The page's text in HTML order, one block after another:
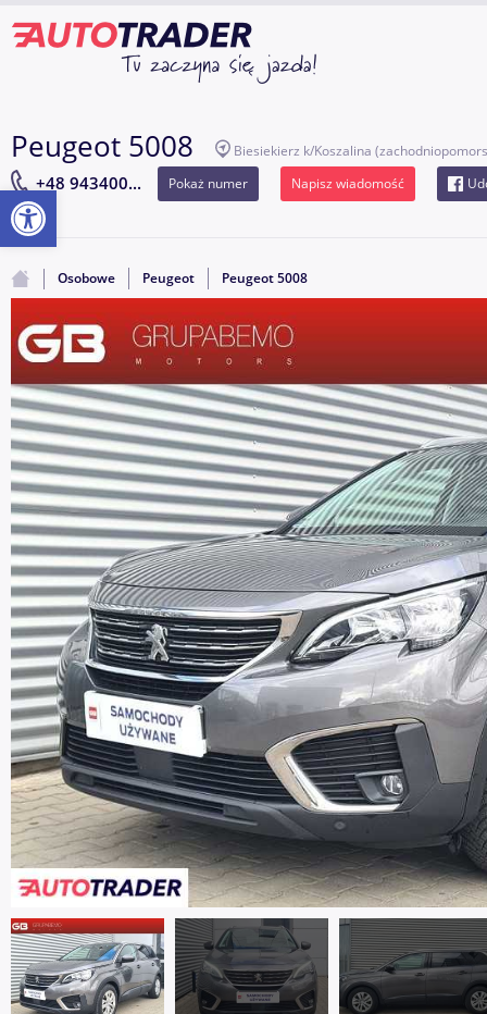
Peugeot 5008 Biesiekierz k/Koszalina
+48 943400... Pokaż numer Napisz wiadomość
Osobowe Peugeot Peugeot 5008
Otwórz pasek narzędzi